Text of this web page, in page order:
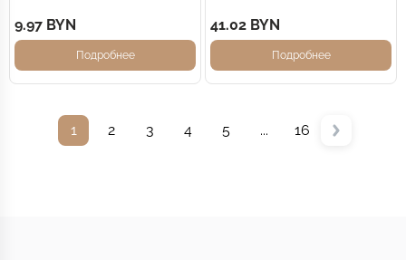
9.97 BYN
Подробнее
41.02 BYN
Подробнее
1 2 3 4 5 ... 16